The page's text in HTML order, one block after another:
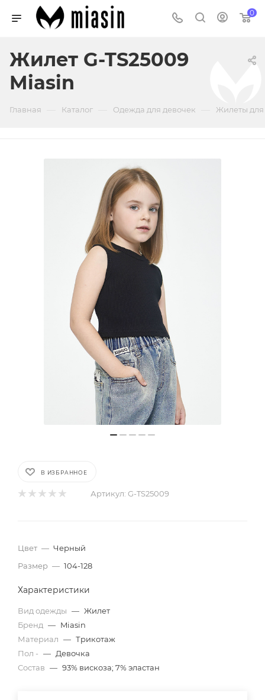
0
Жилет G-TS25009
Miasin
Главная Каталог Одежда для девочек Жилеты для
В ИЗБРАННОЕ
Артикул: G-TS25009
Цвет — Черный
Размер — 104-128
Характеристики
Вид одежды — Жилет
Бренд — Miasin
Материал — Трикотаж
Пол - — Девочка
Состав — 93% вискоза; 7% эластан